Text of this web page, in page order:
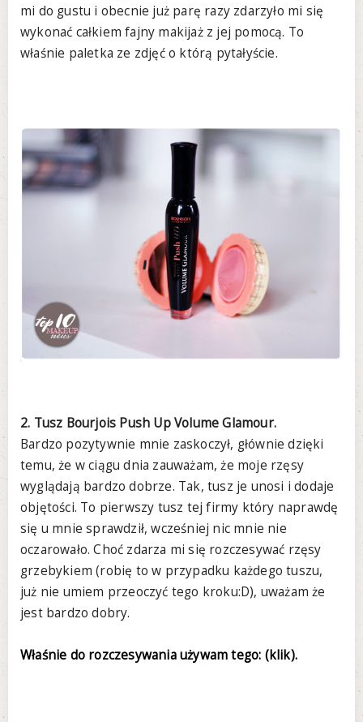
mi do gustu i obecnie już parę razy zdarzyło mi się
wykonać całkiem fajny makijaż z jej pomocą. To
właśnie paletka ze zdjęć o którą pytałyście.
2. Tusz Bourjois Push Up Volume Glamour.
Bardzo pozytywnie mnie zaskoczył, głównie dzięki
temu, że w ciągu dnia zauważam, że moje rzęsy
wyglądają bardzo dobrze. Tak, tusz je unosi i dodaje
objętości. To pierwszy tusz tej firmy który naprawdę
się u mnie sprawdził, wcześniej nic mnie nie
oczarowało. Choć zdarza mi się rozczesywać rzęsy
grzebykiem (robię to w przypadku każdego tuszu,
już nie umiem przeoczyć tego kroku:D), uważam że
jest bardzo dobry.
Właśnie do rozczesywania używam tego: (klik).